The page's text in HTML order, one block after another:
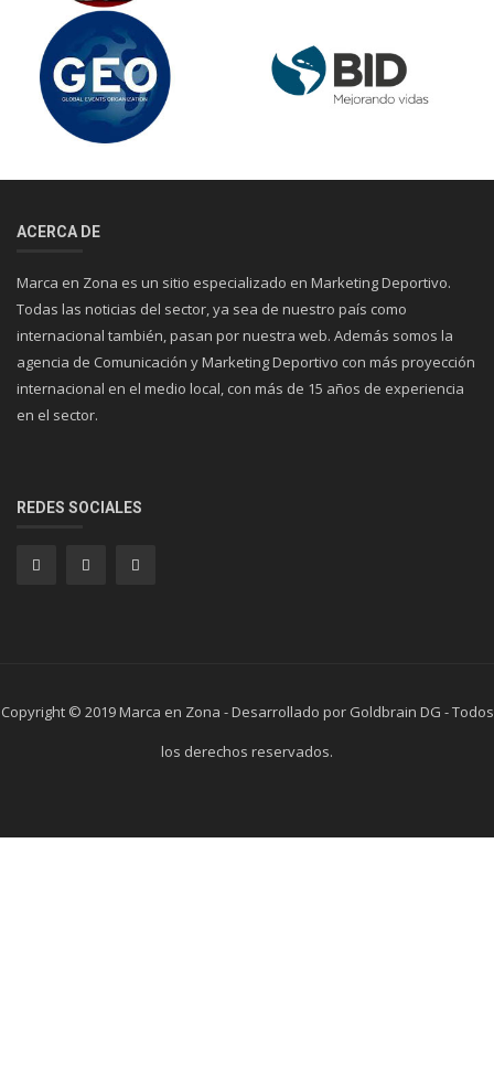
ACERCA DE
Marca en Zona es un sitio especializado en Marketing Deportivo.
Todas las noticias del sector, ya sea de nuestro país como
internacional también, pasan por nuestra web. Además somos la
agencia de Comunicación y Marketing Deportivo con más proyección
internacional en el medio local, con más de 15 años de experiencia
en el sector.
REDES SOCIALES
Copyright © 2019 Marca en Zona - Desarrollado por Goldbrain DG - Todos
los derechos reservados.